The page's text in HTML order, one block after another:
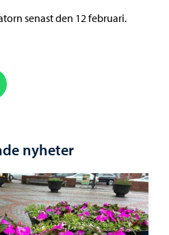
senast den 12 februari.
nyheter